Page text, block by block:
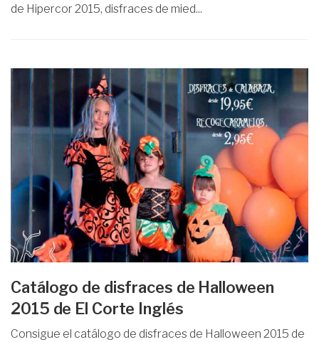
de Hipercor 2015, disfraces de mied...
Catálogo de disfraces de Halloween
2015 de El Corte Inglés
Consigue el catálogo de disfraces de Halloween 2015 de